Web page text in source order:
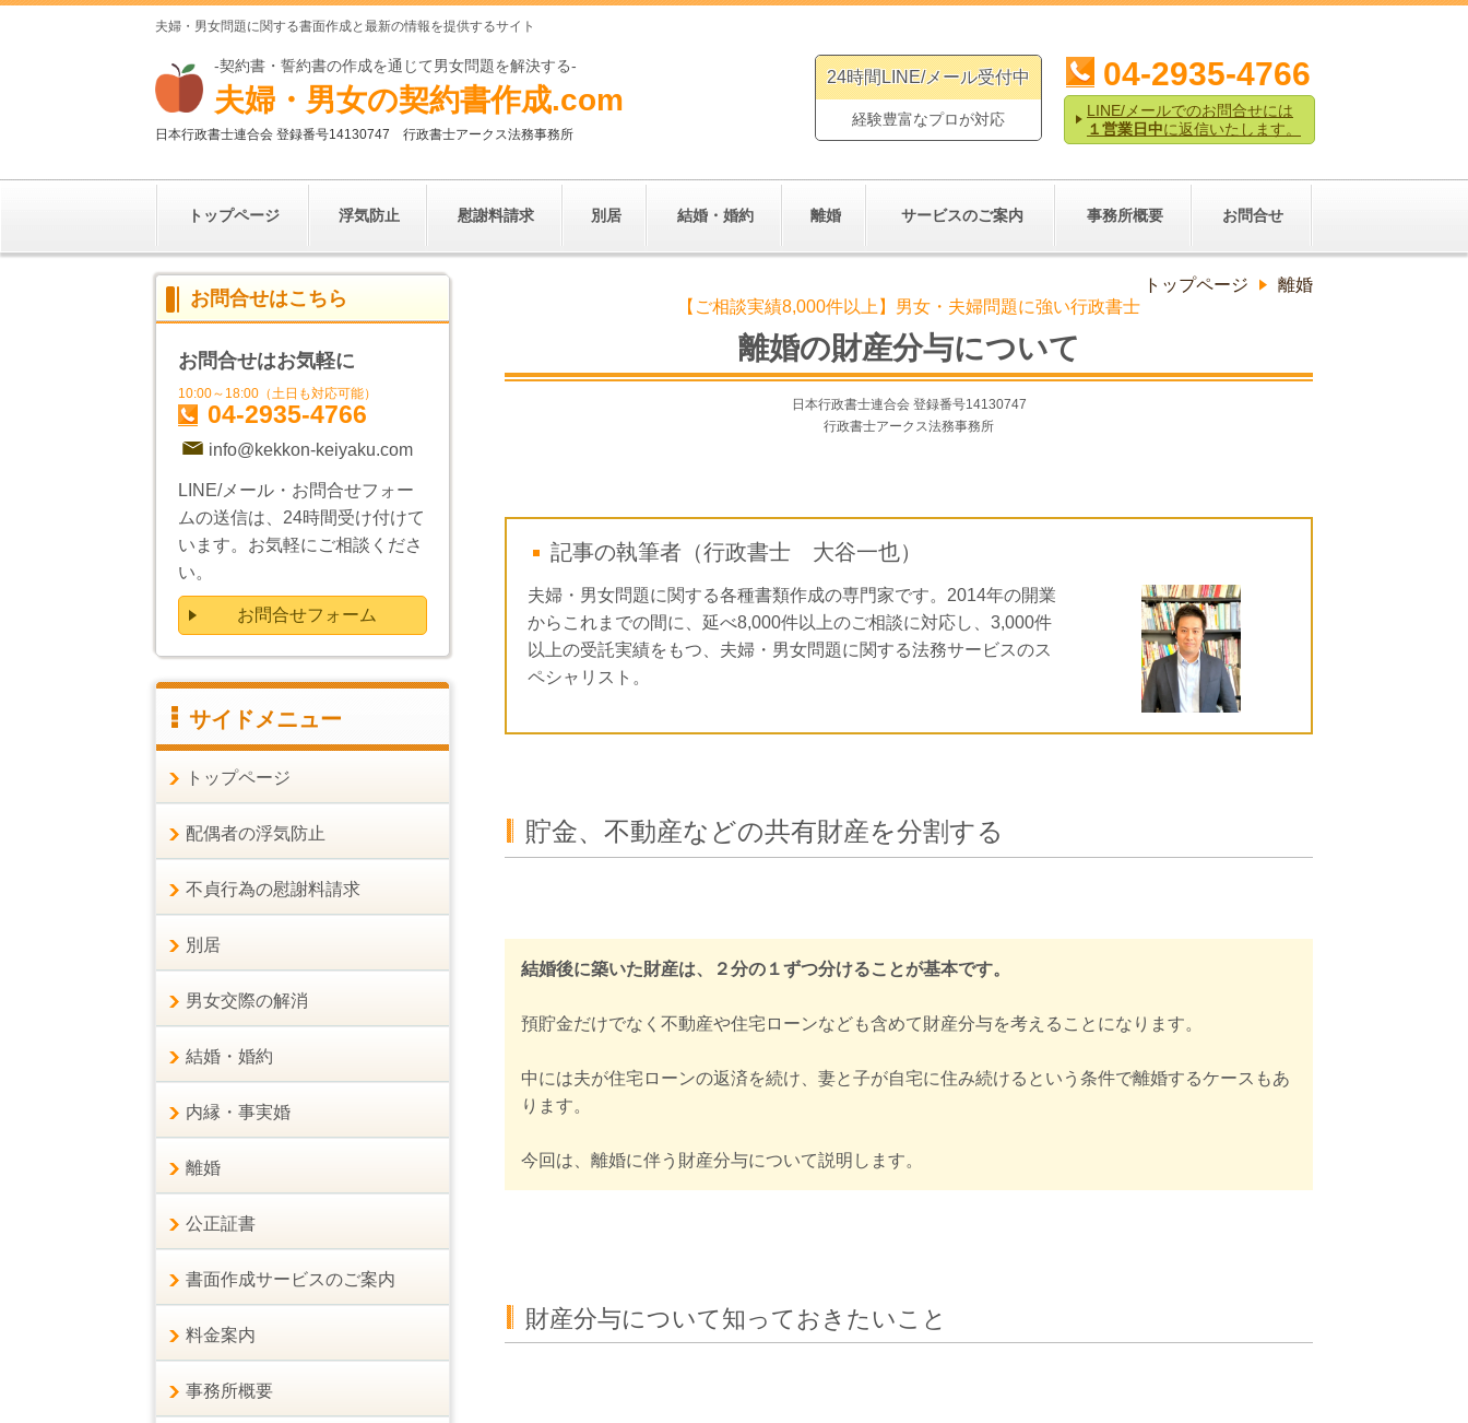
夫婦・男女問題に関する書面作成と最新の情報を提供するサイト
-契約書・誓約書の作成を通じて男女問題を解決する-
夫婦・男女の契約書作成.com
日本行政書士連合会 登録番号14130747 行政書士アークス法務事務所
24時間LINE/メール受付中
経験豊富なプロが対応
04-2935-4766
LINE/メールでのお問合せには
１営業日中に返信いたします。
トップページ 浮気防止 慰謝料請求 別居 結婚・婚約 離婚 サービスのご案内 事務所概要 お問合せ
トップページ
離婚
【ご相談実績8,000件以上】男女・夫婦問題に強い行政書士
離婚の財産分与について
日本行政書士連合会 登録番号14130747
行政書士アークス法務事務所
記事の執筆者（行政書士 大谷一也）
夫婦・男女問題に関する各種書類作成の専門家です。2014年の開業
からこれまでの間に、延べ8,000件以上のご相談に対応し、3,000件
以上の受託実績をもつ、夫婦・男女問題に関する法務サービスのス
ペシャリスト。
貯金、不動産などの共有財産を分割する
結婚後に築いた財産は、２分の１ずつ分けることが基本です。
預貯金だけでなく不動産や住宅ローンなども含めて財産分与を考えることになります。
中には夫が住宅ローンの返済を続け、妻と子が自宅に住み続けるという条件で離婚するケースもあ
ります。
今回は、離婚に伴う財産分与について説明します。
財産分与について知っておきたいこと
お問合せはこちら
お問合せはお気軽に
10:00～18:00（土日も対応可能）
04-2935-4766
info@kekkon-keiyaku.com
LINE/メール・お問合せフォー
ムの送信は、24時間受け付けて
います。お気軽にご相談くださ
い。
お問合せフォーム
サイドメニュー
トップページ
配偶者の浮気防止
不貞行為の慰謝料請求
別居
男女交際の解消
結婚・婚約
内縁・事実婚
離婚
公正証書
書面作成サービスのご案内
料金案内
事務所概要